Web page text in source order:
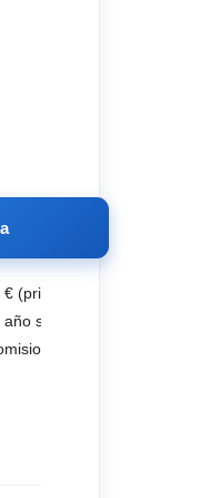
€ (primer
año sin